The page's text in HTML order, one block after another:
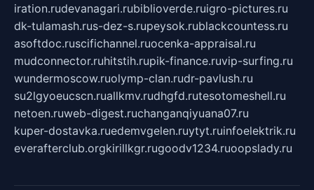
iration.rudevanagari.rubiblioverde.ruigro-pictures.ru
dk-tulamash.rus-dez-s.rupeysok.rublackcountess.ru
asoftdoc.ruscifichannel.ruocenka-appraisal.ru
mudconnector.ruhitstih.rupik-finance.ruvip-surfing.ru
wundermoscow.ruolymp-clan.rudr-pavlush.ru
su2lgyoeucscn.ruallkmv.rudhgfd.rutesotomeshell.ru
netoen.ruweb-digest.ruchanganqiyuana07.ru
kuper-dostavka.ruedemvgelen.ruytyt.ruinfoelektrik.ru
everafterclub.orgkirillkgr.rugoodv1234.ruoopslady.ru